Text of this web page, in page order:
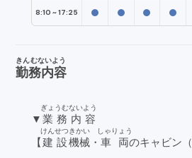
8:10 ~ 17:25
勤務内容
きんむないよう
▼ 業務内容
ぎょうむないよう
【建設
けんせつ
機械
きかい
・車両
しゃりょう
のキャビン（